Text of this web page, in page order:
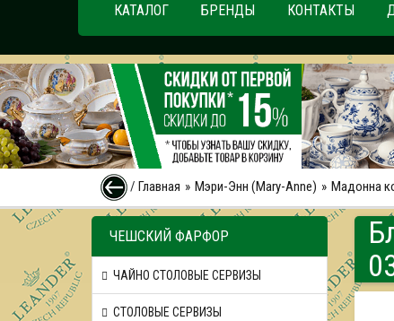
КАТАЛОГ БРЕНДЫ КОНТАКТЫ
/ Главная Мэри-Энн (Mary-Anne) Мадонна
ЧЕШСКИЙ ФАРФОР
ЧАЙНО СТОЛОВЫЕ СЕРВИЗЫ
СТОЛОВЫЕ СЕРВИЗЫ